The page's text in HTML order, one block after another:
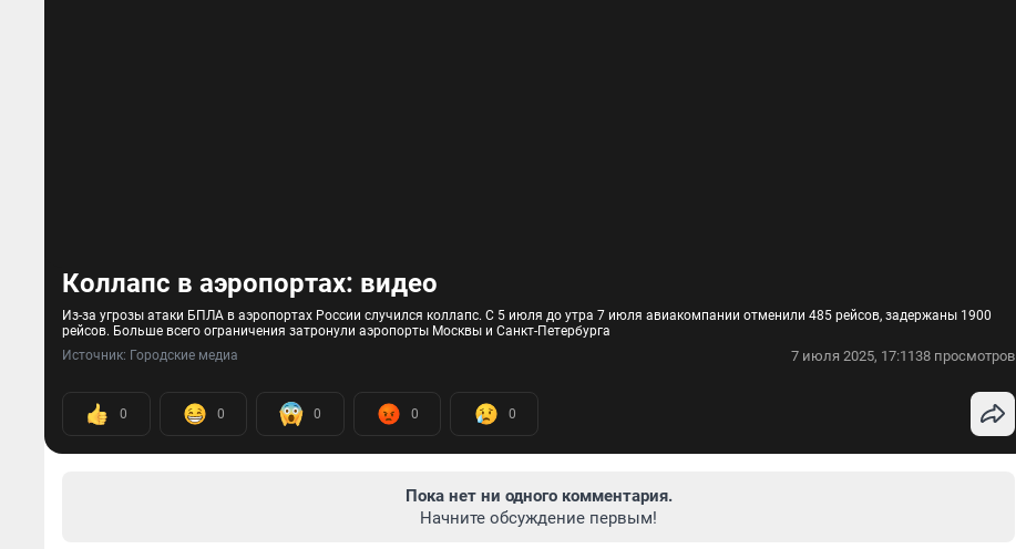
Коллапс в аэропортах: видео
Из-за угрозы атаки БПЛА в аэропортах России случился коллапс. С 5 июля до утра 7 июля авиакомпании отменили 485 рейсов, задержаны 1900
рейсов. Больше всего ограничения затронули аэропорты Москвы и Санкт-Петербурга
Источник: Городские медиа 7 июля 2025, 17:1138 просмотров
0 0 0 0 0
Пока нет ни одного комментария.
Начните обсуждение первым!